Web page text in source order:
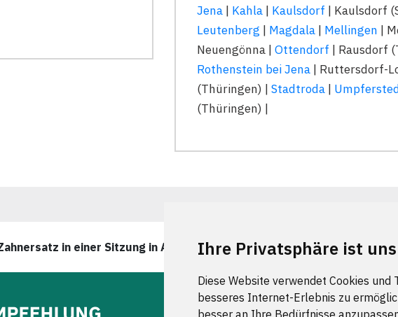
Ihre Privatsphäre ist
Diese Website verwendet Cookies und
besseres Internet-Erlebnis zu
besser an Ihre Bedürfnisse
Jena | Kahla | Kaulsdorf | Kaulsdorf
Leutenberg | Magdala | Mellingen |
Neuengönna | Ottendorf | Rausdorf
Rothenstein bei Jena | Ruttersdorf-
(Thüringen) | Stadtroda |
(Thüringen) |
in einer Sitzung in Apolda wurde zuletzt am 06. August